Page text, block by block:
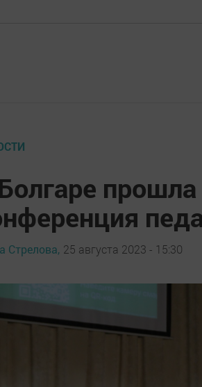
прошла
Стрелова, 25 августа 2023 - 15:30